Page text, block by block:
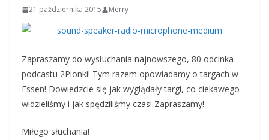
21 października 2015 Merry
Zapraszamy do wysłuchania najnowszego, 80 odcinka
podcastu 2Pionki! Tym razem opowiadamy o targach w
Essen! Dowiedzcie się jak wyglądały targi, co ciekawego
widzieliśmy i jak spędziliśmy czas! Zapraszamy!
Miłego słuchania!